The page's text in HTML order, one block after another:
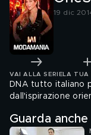
19 dic
VAI ALLA SERIE LA TUA
DNA tutto italiano
dall'ispirazione
Guarda anche